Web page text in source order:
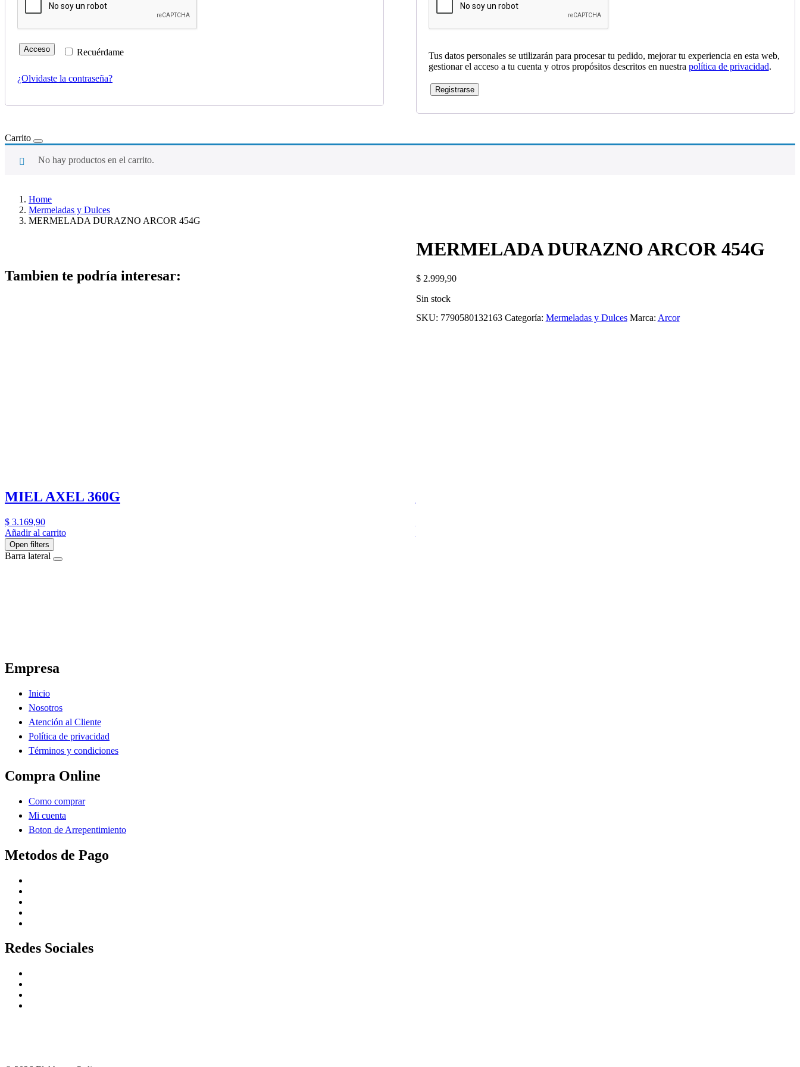
Recuérdame
Acceso
¿Olvidaste la contraseña?
Tus datos personales se utilizarán para procesar tu pedido, mejorar tu experiencia en esta web,
gestionar el acceso a tu cuenta y otros propósitos descritos en nuestra política de privacidad.
Registrarse
Carrito
No hay productos en el carrito.
Home
Mermeladas y Dulces
MERMELADA DURAZNO ARCOR 454G
MERMELADA DURAZNO ARCOR 454G
$2.999,90
Sin stock
SKU: 7790580132163 Categoría: Mermeladas y Dulces Marca: Arcor
Tambien te podría interesar:
MIEL AXEL 360G
$ 3.169,90
Añadir al carrito
Open filters
Barra lateral
Empresa
Inicio
Nosotros
Atención al Cliente
Política de privacidad
Términos y condiciones
Compra Online
Como comprar
Mi cuenta
Boton de Arrepentimiento
Metodos de Pago
Redes Sociales